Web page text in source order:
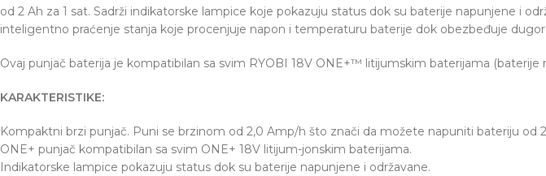
od 2 Ah za 1 sat. Sadrži indikatorske lampice koje pokazuju status dok su baterije napunjene i
inteligentno praćenje stanja koje procenjuje napon i temperaturu baterije dok obezbeđuje
Ovaj punjač baterija je kompatibilan sa svim RYOBI 18V ONE+™ litijumskim baterijama (baterije
KARAKTERISTIKE:
Kompaktni brzi punjač. Puni se brzinom od 2,0 Amp/h što znači da možete napuniti bateriju od
ONE+ punjač kompatibilan sa svim ONE+ 18V litijum-jonskim baterijama.
Indikatorske lampice pokazuju status dok su baterije napunjene i održavane.